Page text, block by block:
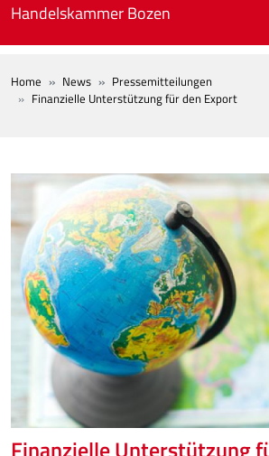
Skip to main content
Handelskammer Bozen
BREADCRUMB
Home News
Pressemitteilungen
Finanzielle Unterstützung für den Export